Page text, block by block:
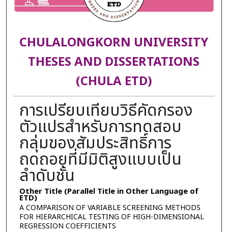
CHULALONGKORN UNIVERSITY
THESES AND DISSERTATIONS
(CHULA ETD)
การเปรียบเทียบวิธีคัดกรอง
ตัวแปรสำหรับการทดสอบ
กลุ่มของสัมประสิทธิ์การ
ถดถอยที่มีมิติสูงแบบเป็น
ลำดับชั้น
Other Title (Parallel Title in Other Language of
ETD)
A COMPARISON OF VARIABLE SCREENING METHODS
FOR HIERARCHICAL TESTING OF HIGH-DIMENSIONAL
REGRESSION COEFFICIENTS